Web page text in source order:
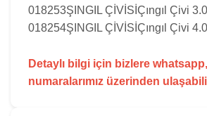
018253ŞINGIL ÇİVİSİ Çıngıl Çivi
018254ŞINGIL ÇİVİSİ Çıngıl Çivi
Detaylı bilgi için bizlere
numaralarımız üzerinden